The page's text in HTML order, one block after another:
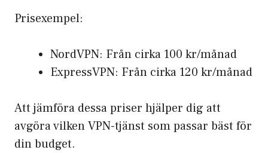
Prisexempel:
NordVPN: Från cirka 100 kr/månad
ExpressVPN: Från cirka 120 kr/månad
Att jämföra dessa priser hjälper dig att
avgöra vilken VPN-tjänst som passar bäst för
din budget.